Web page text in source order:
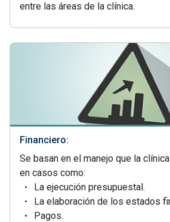
entre las áreas de la clínica.
Financiero:
Se basan en el manejo que la
en casos como:
La ejecución presupuestal.
La elaboración de los estados
Pagos.